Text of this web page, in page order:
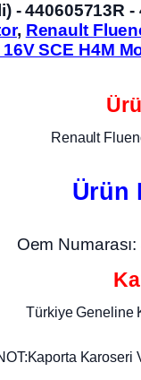
- 440605713R
, Renault
SCE H4M
Renault
Ürün
Oem
Türkiye Geneline
Karoseri